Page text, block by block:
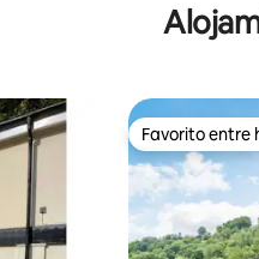
Favorito entre
Favorito entre